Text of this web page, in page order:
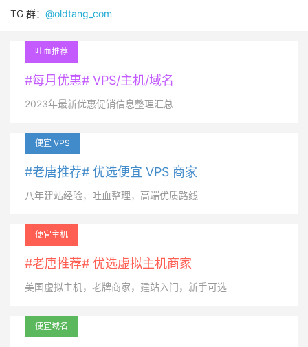
TG 群： @oldtang_com
吐血推荐
#每月优惠# VPS/主机/域名
2023年最新优惠促销信息整理汇总
便宜 VPS
#老唐推荐# 优选便宜 VPS 商家
八年建站经验，吐血整理，高端优质路线
便宜主机
#老唐推荐# 优选虚拟主机商家
美国虚拟主机，老牌商家，建站入门，新手可选
便宜域名